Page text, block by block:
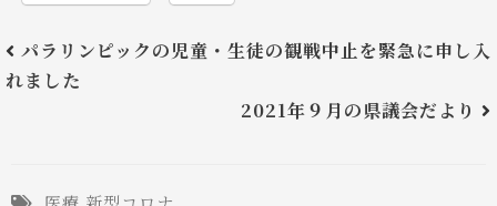
パラリンピックの児童・生徒の観戦中止を緊急に申し入
れました
2021年９月の県議会だより